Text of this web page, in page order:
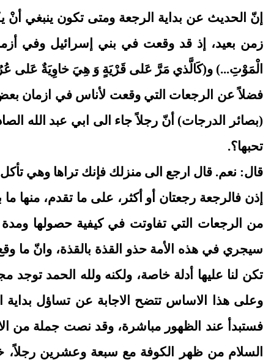
إنّ الحديث عن بداية الرجعة ومتى تكون ينبغي
زمن بعيد، إذ قد وقعت في بني إسرائيل وفي
الْمَوْتِ...) و(كَالَّذي مَرَّ عَلى‏ قَرْيَةٍ وَ هِيَ خاوِيَةٌ عَلى‏
فضلاً عن الرجعات التي وقعت لأناس في ازمان بعض
(بصائر الدرجات) أنّ رجلاً جاء الى ابي عبد الله
تحبها؟.
قال: نعم. قال ارجع الى منزلك فإنك تراها وهي
إذن فالرجعة رجعتان أو أكثر، على ما تقدم، منها
من الرجعات التي تفاوتت في كيفية حصولها ومدة
سيجري في هذه الأمة حذو القذة بالقذة، وانّ ما
تكن لنا عليها أدلة خاصة، ولكنه ولله الحمد
وعلى هذا الاساس تتضح الاجابة عن تساؤل بداية
فستبدأ عند الظهور مباشرة، وقد نصت جملة من
السلام من ظهر الكوفة مع سبعة وعشرين